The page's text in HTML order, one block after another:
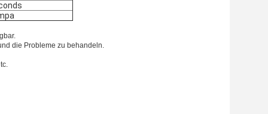
die Probleme zu behandeln.